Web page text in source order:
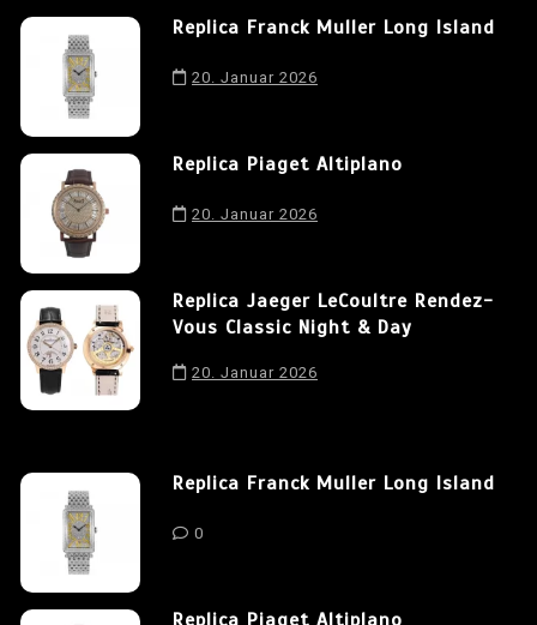
Replica Franck Muller Long Island
20. Januar 2026
Replica Piaget Altiplano
20. Januar 2026
Replica Jaeger LeCoultre Rendez-
Vous Classic Night & Day
20. Januar 2026
Replica Franck Muller Long Island
0
Replica Piaget Altiplano